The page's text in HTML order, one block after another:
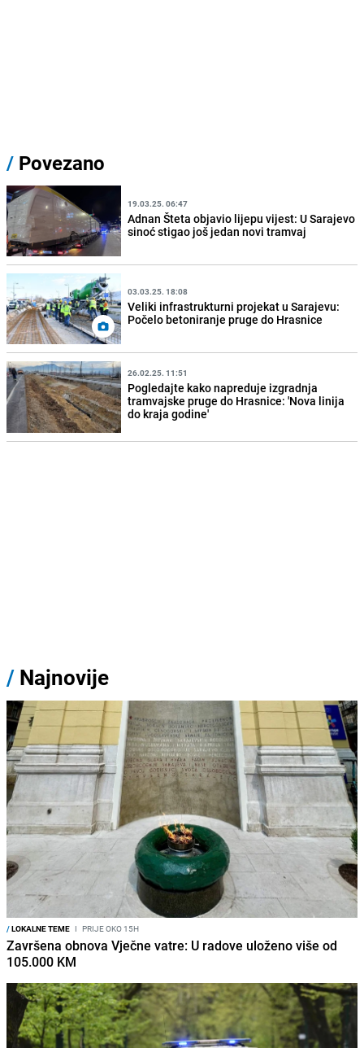
/ Povezano
19.03.25. 06:47
Adnan Šteta objavio lijepu vijest: U Sarajevo
sinoć stigao još jedan novi tramvaj
03.03.25. 18:08
Veliki infrastrukturni projekat u Sarajevu:
Počelo betoniranje pruge do Hrasnice
26.02.25. 11:51
Pogledajte kako napreduje izgradnja
tramvajske pruge do Hrasnice: 'Nova linija
do kraja godine'
/ Najnovije
/LOKALNE TEME I PRIJE OKO 15H
Završena obnova Vječne vatre: U radove uloženo više od
105.000 KM